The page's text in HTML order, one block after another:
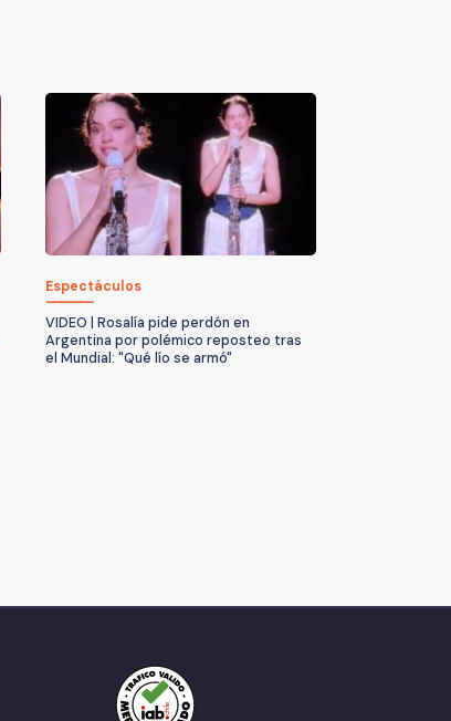
Espectáculos
VIDEO | Rosalía pide perdón en
Argentina por polémico reposteo tras
el Mundial: "Qué lío se armó"